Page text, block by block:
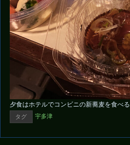
夕食はホテルでコンビニの新蕎麦を食べる
タグ
宇多津